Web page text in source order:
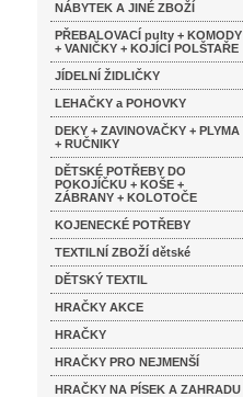
NÁBYTEK A JINÉ ZBOŽÍ
PŘEBALOVACÍ pulty + KOMODY
+ VANIČKY + KOJÍCÍ POLŠTAŘE
JÍDELNÍ ŽIDLIČKY
LEHAČKY a POHOVKY
DEKY + ZAVINOVAČKY + PLYMA
+ RUČNIKY
DĚTSKÉ POTŘEBY DO
POKOJÍČKU + KOŠE +
ZÁBRANY + KOLOTOČE
KOJENECKÉ POTŘEBY
TEXTILNÍ ZBOŽÍ dětské
DĚTSKÝ TEXTIL
HRAČKY AKCE
HRAČKY
HRAČKY PRO NEJMENŠÍ
HRAČKY NA PÍSEK A ZAHRADU